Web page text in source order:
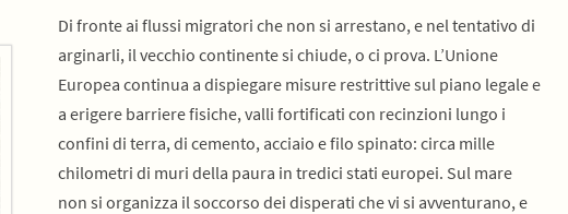
Di fronte ai flussi migratori che non si arrestano, e nel tentativo di
arginarli, il vecchio continente si chiude, o ci prova. L’Unione
Europea continua a dispiegare misure restrittive sul piano legale e
a erigere barriere fisiche, valli fortificati con recinzioni lungo i
confini di terra, di cemento, acciaio e filo spinato: circa mille
chilometri di muri della paura in tredici stati europei. Sul mare
non si organizza il soccorso dei disperati che vi si avventurano, e